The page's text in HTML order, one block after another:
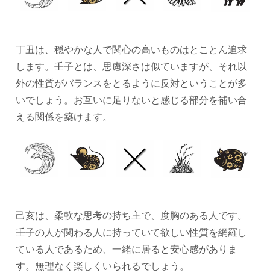
丁丑は、穏やかな人で関心の高いものはとことん追求
します。壬子とは、思慮深さは似ていますが、それ以
外の性質がバランスをとるように反対ということが多
いでしょう。お互いに足りないと感じる部分を補い合
える関係を築けます。
己亥は、柔軟な思考の持ち主で、度胸のある人です。
壬子の人が関わる人に持っていて欲しい性質を網羅し
ている人であるため、一緒に居ると安心感がありま
す。無理なく楽しくいられるでしょう。